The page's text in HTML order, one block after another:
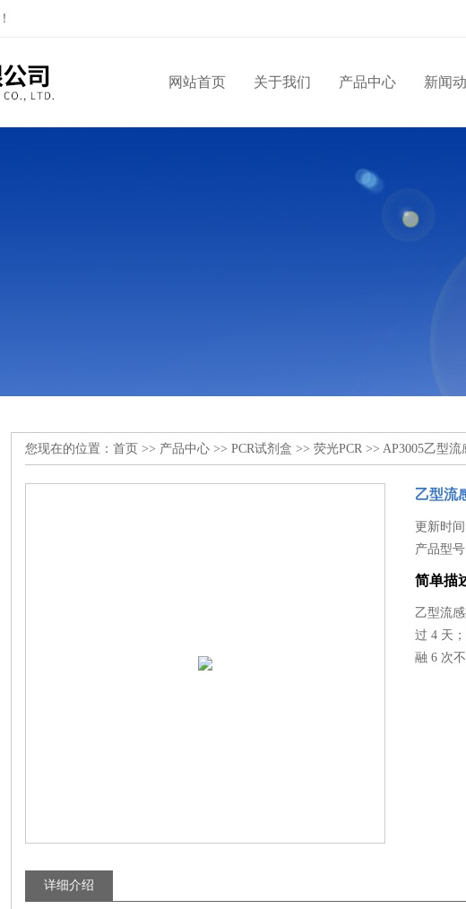
网站首页 关于我们 产品中心 新闻
您现在的位置： 首页 >> 产品中心 >> PCR试剂盒 >> 荧光PCR >> AP3005乙型
乙型流
更新时
产品型
简单描
乙型流
过 4 天
融 6 次
详细介绍